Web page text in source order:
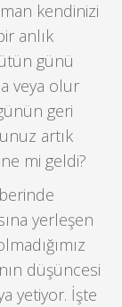
kendinizi
anlık
günü
veya olur
geri
artık
mi geldi?
yerleşen
düşüncesi
yetiyor. İşte